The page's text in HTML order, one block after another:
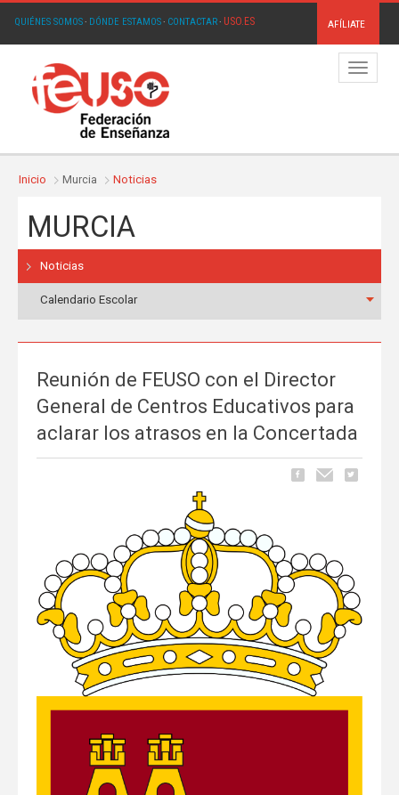
QUIÉNES SOMOS· DÓNDE ESTAMOS· CONTACTAR· USO.ES AFÍLIATE
Menú
Inicio Murcia Noticias
MURCIA
Noticias
Calendario Escolar
Reunión de FEUSO con el Director
General de Centros Educativos para
aclarar los atrasos en la Concertada